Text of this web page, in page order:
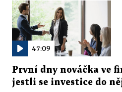
47:09
První dny nováčka ve
jestli se investice do